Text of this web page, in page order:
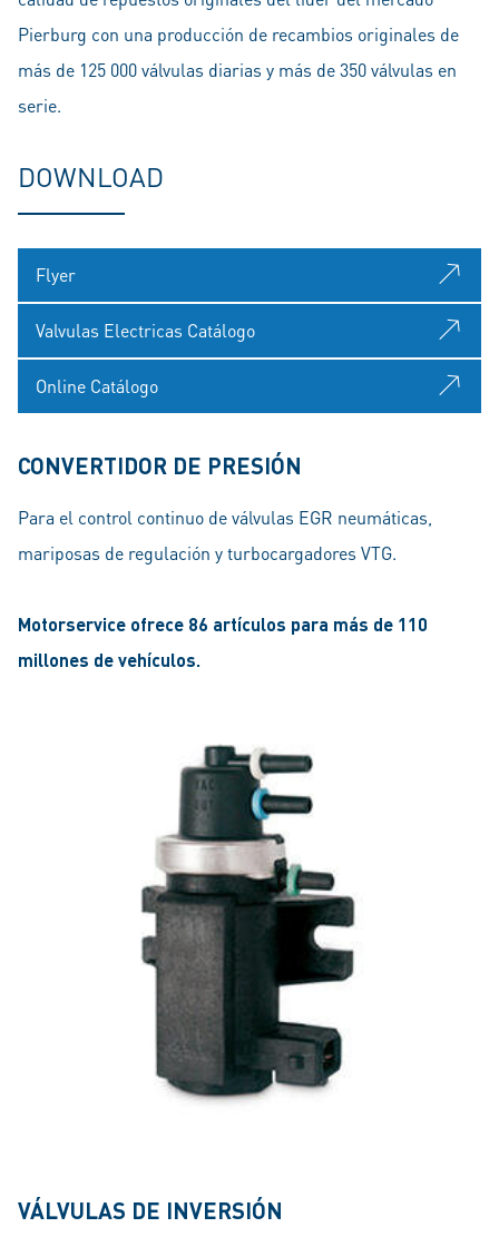
Pierburg con una producción de recambios originales de
más de 125 000 válvulas diarias y más de 350 válvulas en
serie.
DOWNLOAD
Flyer
Valvulas Electricas Catálogo
Online Catálogo
CONVERTIDOR DE PRESIÓN
Para el control continuo de válvulas EGR neumáticas,
mariposas de regulación y turbocargadores VTG.
Motorservice ofrece 86 artículos para más de 110
millones de vehículos.
VÁLVULAS DE INVERSIÓN